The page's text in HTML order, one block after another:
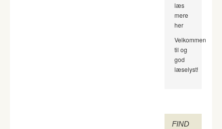
læs
mere
her
Velkommen
til og
god
læselyst!
FIND